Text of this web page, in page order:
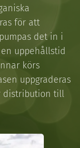
för att
det in i
uppehållstid
körs
uppgraderas
distribution till